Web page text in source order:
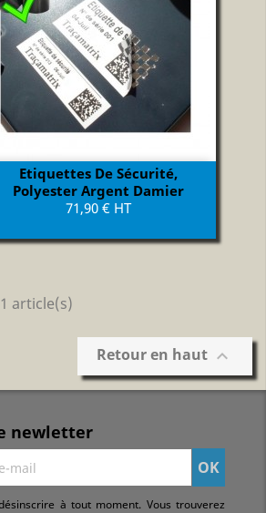
Etiquettes De Sécurité,
Polyester Argent Damier
Prix
71,90 € HT
article(s)
Retour en haut 
newletter
à tout moment. Vous trouverez